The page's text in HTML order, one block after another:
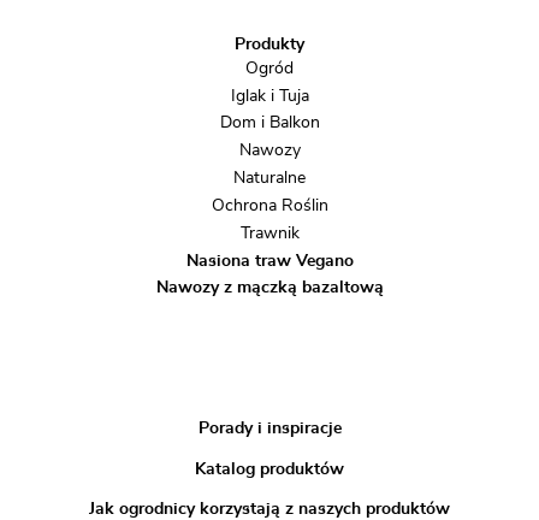
Produkty
Ogród
Iglak i Tuja
Dom i Balkon
Nawozy
Naturalne
Ochrona Roślin
Trawnik
Nasiona traw Vegano
Nawozy z mączką bazaltową
Porady i inspiracje
Katalog produktów
Jak ogrodnicy korzystają z naszych produktów